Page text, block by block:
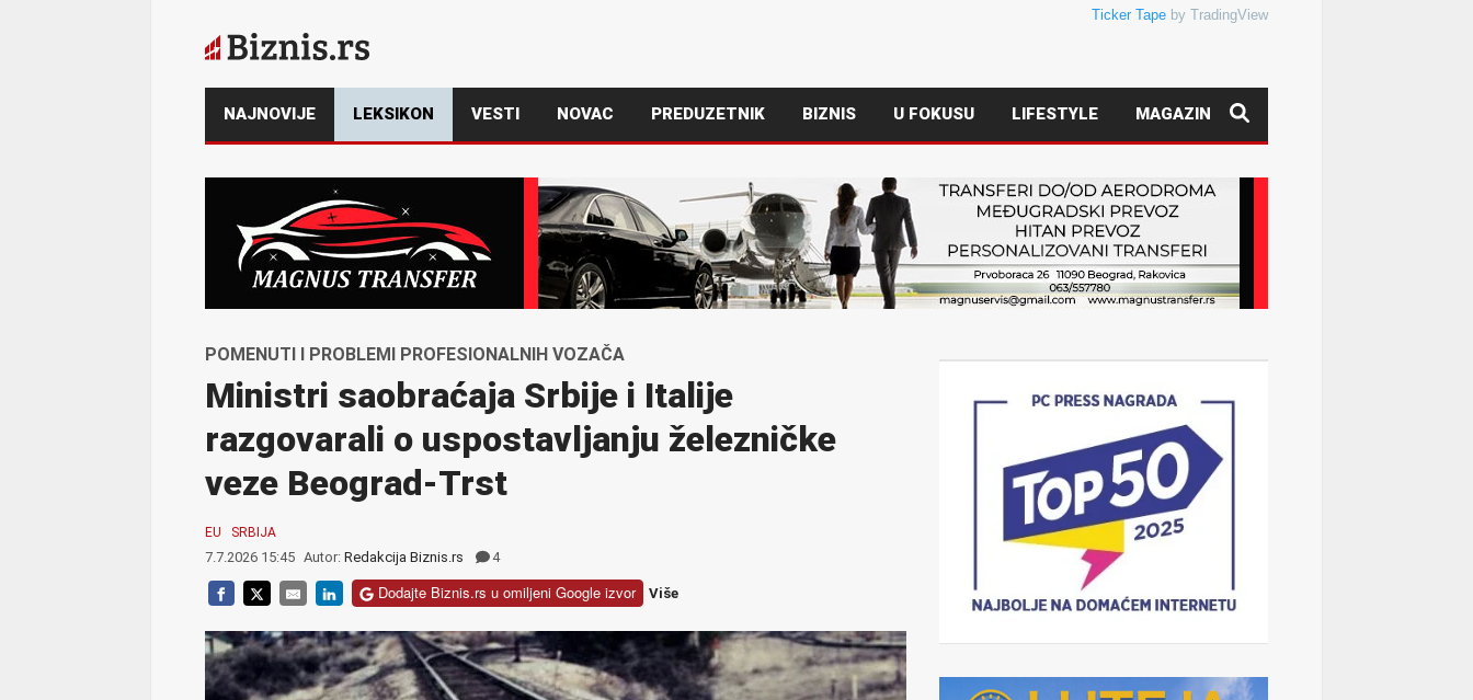
Ticker Tape by TradingView
NAJNOVIJE LEKSIKON VESTI NOVAC PREDUZETNIK BIZNIS U FOKUSU LIFESTYLE MAGAZIN
POMENUTI I PROBLEMI PROFESIONALNIH VOZAČA
Ministri saobraćaja Srbije i Italije
razgovarali o uspostavljanju železničke
veze Beograd-Trst
EU SRBIJA
7.7.2026 15:45 Autor: Redakcija Biznis.rs 4
Dodajte Biznis.rs u omiljeni Google izvor Više